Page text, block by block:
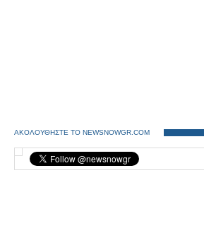
ΑΚΟΛΟΥΘΗΣΤΕ ΤΟ NEWSNOWGR.COM